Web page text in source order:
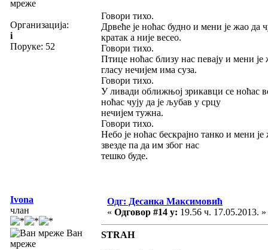
мреже
Организација:
i
Поруке: 52
Говори тихо.
Дрвеће је ноћас будно и мени је жао да
кратак а није весео.
Говори тихо.
Птице ноћас близу нас певају и мени је
гласу нечијем има суза.
Говори тихо.
У ливади оближњој зрикавци се ноћас
ноћас чују да је љубав у срцу
нечијем тужна.
Говори тихо.
Небо је ноћас бескрајно танко и мени је
звезде па да им због нас
тешко буде.
Ivona
члан
Ван
мреже
Одг: Десанка Максимовић
« Одговор #14 у: 19.56 ч. 17.05.2013. »
STRAH